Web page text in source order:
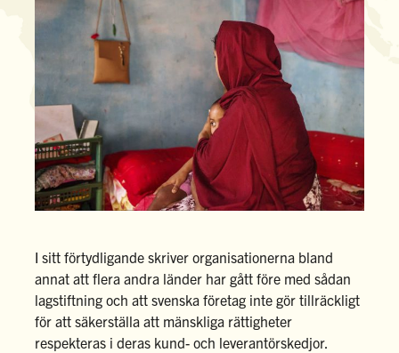
I sitt förtydligande skriver organisationerna bland
annat att flera andra länder har gått före med sådan
lagstiftning och att svenska företag inte gör tillräckligt
för att säkerställa att mänskliga rättigheter
respekteras i deras kund- och leverantörskedjor.